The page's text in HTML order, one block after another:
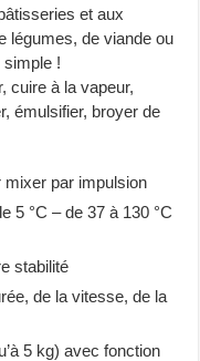
et aux
légumes, de viande ou
simple !
cuire à la vapeur,
émulsifier, broyer de
mixer par impulsion
5 °C – de 37 à 130 °C
stabilité
de la vitesse, de la
5 kg) avec fonction